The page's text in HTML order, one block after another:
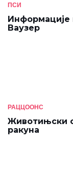
ПСИ
Информације
Ваузер
РАЦЦООНС
Животињски
ракуна